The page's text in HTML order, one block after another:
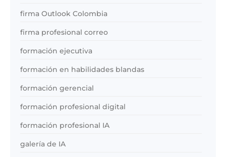
firma Outlook Colombia
firma profesional correo
formación ejecutiva
formación en habilidades blandas
formación gerencial
formación profesional digital
formación profesional IA
galería de IA